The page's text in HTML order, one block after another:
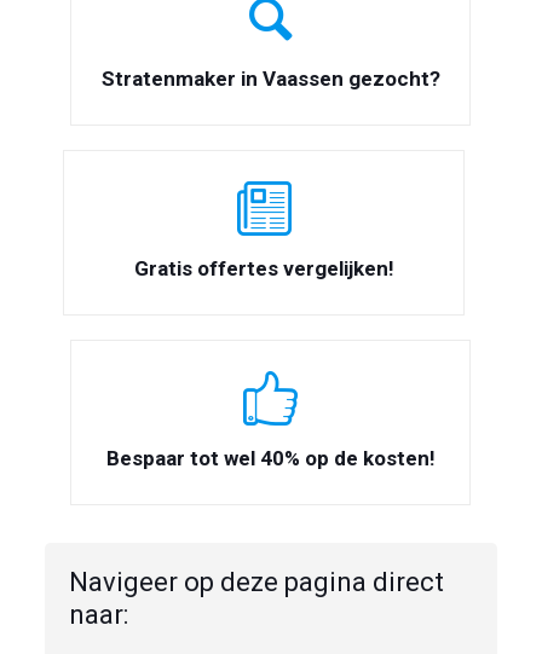
Stratenmaker in Vaassen gezocht?
Gratis offertes vergelijken!
Bespaar tot wel 40% op de kosten!
Navigeer op deze pagina direct
naar: